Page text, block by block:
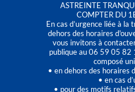
ASTREINTE
COMPTER DU
En cas d’urgence liée à
dehors des horaires
vous invitons à
publique au 06 59 05 82
composé
• en dehors des horaires
• en cas
• pour des motifs